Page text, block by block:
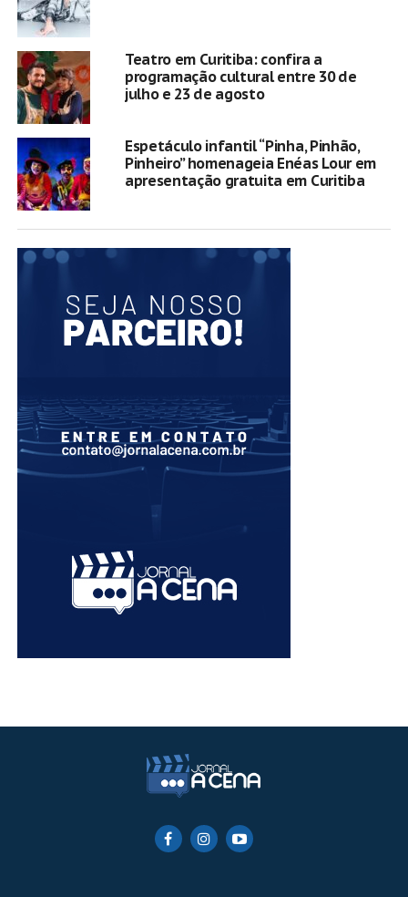
Teatro em Curitiba: confira a
programação cultural entre 30 de
julho e 23 de agosto
Espetáculo infantil “Pinha, Pinhão,
Pinheiro” homenageia Enéas Lour em
apresentação gratuita em Curitiba